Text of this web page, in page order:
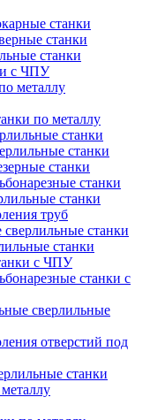
станки
станки
станки
с ЧПУ
металлу
по металлу
станки
станки
станки
станки
станки
труб
сверлильные станки
станки
с ЧПУ
станки с
сверлильные
отверстий под
станки